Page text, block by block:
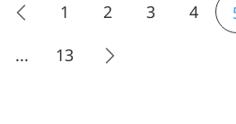
1 2 3 4
...
13